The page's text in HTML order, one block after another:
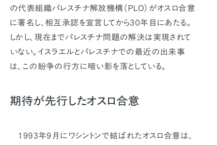
の代表組織パレスチナ解放機構（PLO）がオスロ合意
に署名し、相互承認を宣言してから30年目にあたる。
しかし、現在までパレスチナ問題の解決は実現されて
いない。イスラエルとパレスチナでの最近の出来事
は、この紛争の行方に暗い影を落としている。
期待が先行したオスロ合意
1993年9月にワシントンで結ばれたオスロ合意は、